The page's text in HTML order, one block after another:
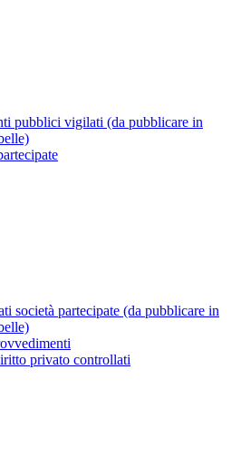
pubblici vigilati (da pubblicare in
società partecipate (da pubblicare in
privato controllati